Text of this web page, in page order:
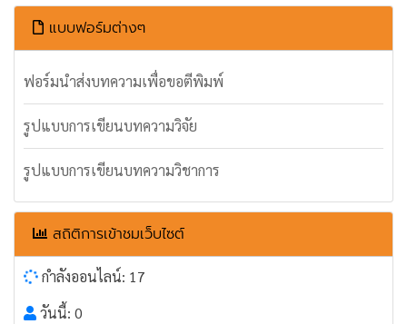
แบบฟอร์มต่างๆ
ฟอร์มนำส่งบทความเพื่อขอตีพิมพ์
รูปแบบการเขียนบทความวิจัย
รูปแบบการเขียนบทความวิชาการ
สถิติการเข้าชมเว็บไซต์
กำลังออนไลน์: 17
วันนี้: 0